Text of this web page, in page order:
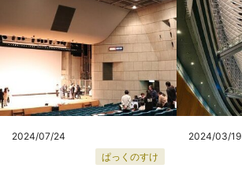
2024/07/24
ぱっくのすけ
2024/03/19